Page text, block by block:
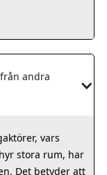
andra
vars
stora rum, har
Det betyder att